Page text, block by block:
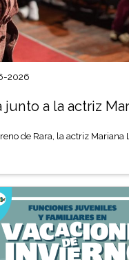
2026
junto a la actriz
de Rara, la actriz Mariana